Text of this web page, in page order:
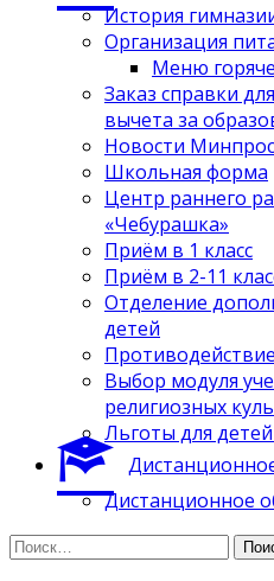
История
Организация
Меню
Заказ справки
вычета за
Новости
Школьная форма
Центр раннего
«Чебурашка»
Приём в 1 класс
Приём в 2-11
Отделение
детей
Выбор модуля
религиозных
Льготы для
Дистанционное
Найти: